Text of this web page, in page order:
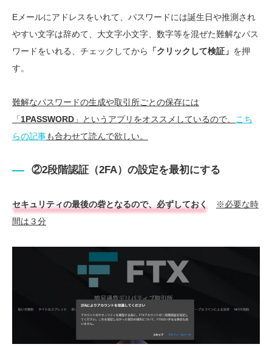
Eメールにアドレスをいれて、パスワードには誕生日や推測され
やすい文字は辞めて、大文字小文字、数字等を混ぜた難解なパス
ワードをいれる、チェックしてから
「クリックして検証」 を押
す。
難解なパスワードの生成や取引所ごとの保存には
「1PASSWORD 」というアプリをオススメしているので、 こち
らの記事も合わせて読んで欲しい。
②2段階認証（2FA）の設定を最初にする
セキュリティの最後の砦となるので、必ずしておく
※必要な時
間は３分